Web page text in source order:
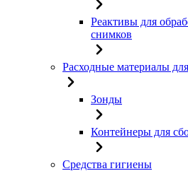
Реактивы для
снимков
Расходные материалы
Зонды
Контейнеры для
Средства гигиены